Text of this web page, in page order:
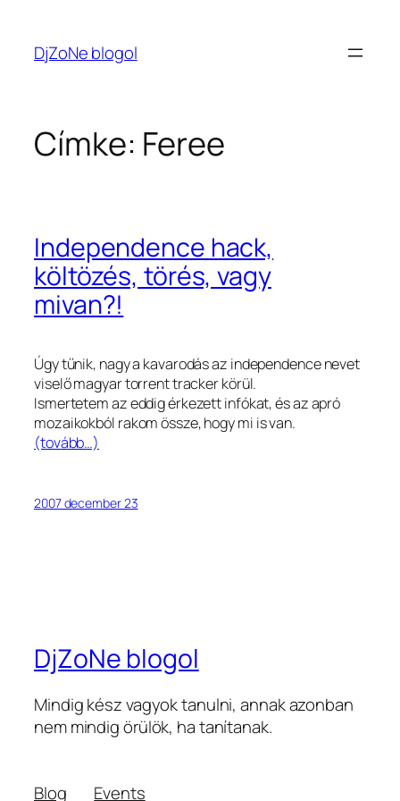
tartalomhoz
DjZoNe blogol
Címke: Feree
Independence hack,
költözés, törés, vagy
mivan?!
Úgy tűnik, nagy a kavarodás az independence nevet
viselő magyar torrent tracker körül.
Ismertetem az eddig érkezett infókat, és az apró
mozaikokból rakom össze, hogy mi is van.
(tovább…)
2007 december 23
DjZoNe blogol
Mindig kész vagyok tanulni, annak azonban
nem mindig örülök, ha tanítanak.
Blog Events